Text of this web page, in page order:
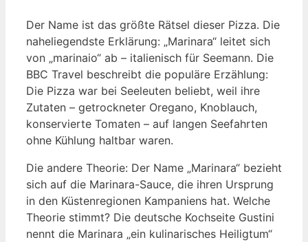
Der Name ist das größte Rätsel dieser Pizza. Die
naheliegendste Erklärung: „Marinara“ leitet sich
von „marinaio“ ab – italienisch für Seemann. Die
BBC Travel beschreibt die populäre Erzählung:
Die Pizza war bei Seeleuten beliebt, weil ihre
Zutaten – getrockneter Oregano, Knoblauch,
konservierte Tomaten – auf langen Seefahrten
ohne Kühlung haltbar waren.
Die andere Theorie: Der Name „Marinara“ bezieht
sich auf die Marinara-Sauce, die ihren Ursprung
in den Küstenregionen Kampaniens hat. Welche
Theorie stimmt? Die deutsche Kochseite Gustini
nennt die Marinara „ein kulinarisches Heiligtum“